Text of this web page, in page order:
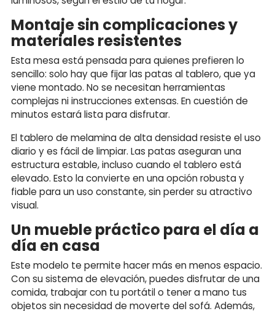
Montaje sin complicaciones y
materiales resistentes
Esta mesa está pensada para quienes prefieren lo
sencillo: solo hay que fijar las patas al tablero, que ya
viene montado. No se necesitan herramientas
complejas ni instrucciones extensas. En cuestión de
minutos estará lista para disfrutar.
El tablero de melamina de alta densidad resiste el uso
diario y es fácil de limpiar. Las patas aseguran una
estructura estable, incluso cuando el tablero está
elevado. Esto la convierte en una opción robusta y
fiable para un uso constante, sin perder su atractivo
visual.
Un mueble práctico para el día a
día en casa
Este modelo te permite hacer más en menos espacio.
Con su sistema de elevación, puedes disfrutar de una
comida, trabajar con tu portátil o tener a mano tus
objetos sin necesidad de moverte del sofá. Además,